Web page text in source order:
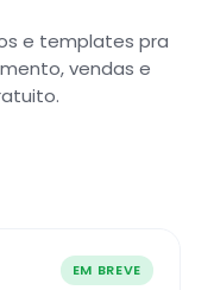
e templates pra
vendas e
EM BREVE